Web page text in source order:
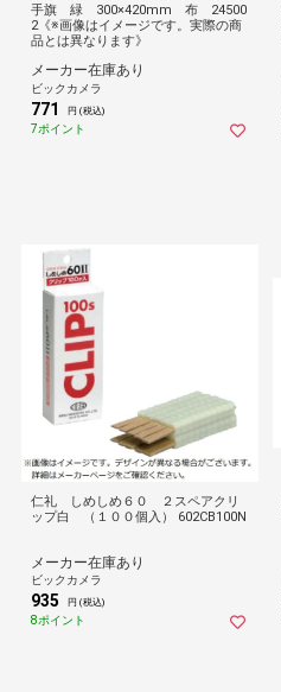
手旗 緑 300×420mm 布 24500
2《※画像はイメージです。実際の商
品とは異なります》
メーカー在庫あり
ビックカメラ
771 円 (税込)
7ポイント
仁礼 しめしめ６０ ２スペアクリ
ップ白 （１００個入） 602CB100N
メーカー在庫あり
ビックカメラ
935 円 (税込)
8ポイント